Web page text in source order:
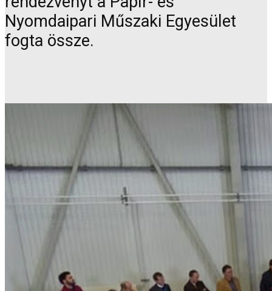
Nyomdaipari Műszaki Egyesület
fogta össze.